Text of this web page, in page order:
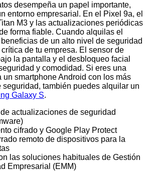
desempeña un papel importante,
entorno empresarial. En el Pixel 9a, el
M3 y las actualizaciones periódicas
forma fiable. Cuando alquilas el
de un alto nivel de seguridad
de tu empresa. El sensor de
la pantalla y el desbloqueo facial
y comodidad. Si eres una
un smartphone Android con los más
seguridad, también puedes alquilar un
Galaxy S.
actualizaciones de seguridad
cifrado y Google Play Protect
remoto de dispositivos para la
las soluciones habituales de Gestión
Empresarial (EMM)